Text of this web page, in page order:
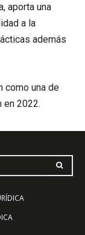
aporta una
a la
además
como una de
en 2022.